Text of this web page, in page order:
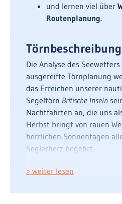
und lernen viel über
Routenplanung.
Törnbeschreibung
Die Analyse des
ausgereifte Törnplanung
das Erreichen unserer
Segeltörn Britische Inseln
Nachtfahrten an, die uns
Herbst bringt von rauen
herrlichen Sonnentagen
Seglerherz begehrt.
Westküste Norwegen
> weiter lesen